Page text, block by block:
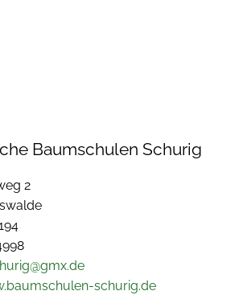
Baumschulen Schurig
2
schurig.de